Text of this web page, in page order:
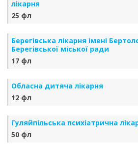
лікарня
25 фл
Берегівська лікарня імені
Берегівської міської ради
17 фл
Обласна дитяча лікарня
12 фл
Гуляйпільська психіатрична
50 фл